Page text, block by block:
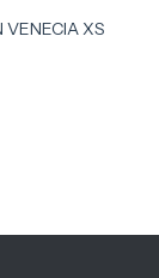
VENECIA XS